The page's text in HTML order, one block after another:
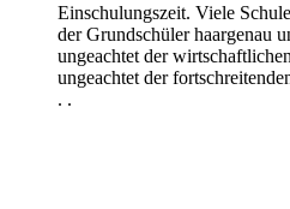
Einschulungszeit. Viele
der Grundschüler haargenau
ungeachtet der
ungeachtet der
. .